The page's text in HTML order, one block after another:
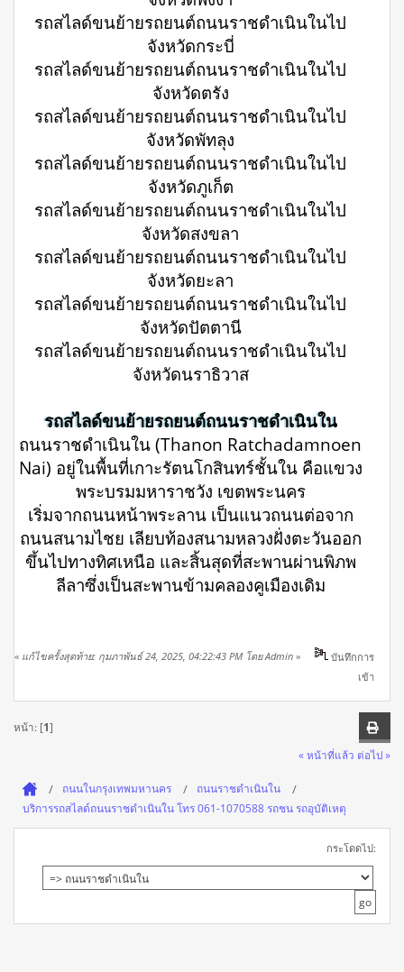
รถสไลด์ขนย้ายรถยนต์ถนนราชดำเนินในไป
จังหวัดกระบี่
รถสไลด์ขนย้ายรถยนต์ถนนราชดำเนินในไป
จังหวัดตรัง
รถสไลด์ขนย้ายรถยนต์ถนนราชดำเนินในไป
จังหวัดพัทลุง
รถสไลด์ขนย้ายรถยนต์ถนนราชดำเนินในไป
จังหวัดภูเก็ต
รถสไลด์ขนย้ายรถยนต์ถนนราชดำเนินในไป
จังหวัดสงขลา
รถสไลด์ขนย้ายรถยนต์ถนนราชดำเนินในไป
จังหวัดยะลา
รถสไลด์ขนย้ายรถยนต์ถนนราชดำเนินในไป
จังหวัดปัตตานี
รถสไลด์ขนย้ายรถยนต์ถนนราชดำเนินในไป
จังหวัดนราธิวาส
รถสไลด์ขนย้ายรถยนต์ถนนราชดำเนินใน
ถนนราชดำเนินใน (Thanon Ratchadamnoen
Nai) อยู่ในพื้นที่เกาะรัตนโกสินทร์ชั้นใน คือแขวง
พระบรมมหาราชวัง เขตพระนคร
เริ่มจากถนนหน้าพระลาน เป็นแนวถนนต่อจาก
ถนนสนามไชย เลียบท้องสนามหลวงฝั่งตะวันออก
ขึ้นไปทางทิศเหนือ และสิ้นสุดที่สะพานผ่านพิภพ
ลีลาซึ่งเป็นสะพานข้ามคลองคูเมืองเดิม
« แก้ไขครั้งสุดท้าย: กุมภาพันธ์ 24, 2025, 04:22:43 PM โดย Admin »
บันทึกการ
เข้า
หน้า: [1]
« หน้าที่แล้ว ต่อไป »
ถนนในกรุงเทพมหานคร
ถนนราชดำเนินใน
บริการรถสไลด์ถนนราชดำเนินใน โทร 061-1070588 รถชน รถอุบัติเหตุ
กระโดดไป: